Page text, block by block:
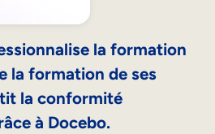
la formation
la formation de ses
la conformité
à Docebo.